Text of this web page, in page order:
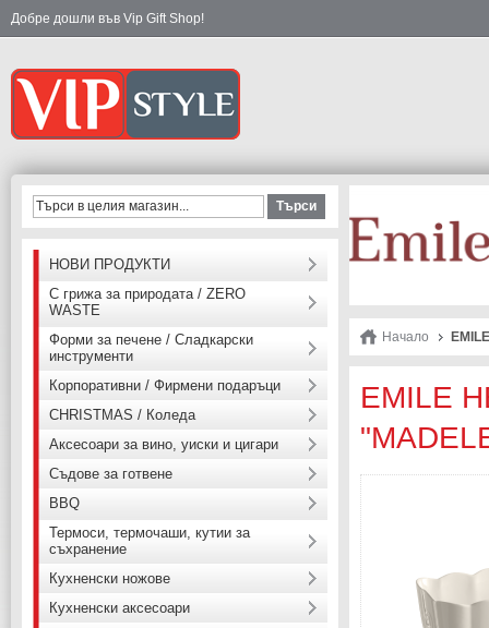
Добре дошли във Vip Gift Shop!
Начало
EMILE
Търси
НОВИ ПРОДУКТИ
С грижа за природата / ZERO
WASTE
Форми за печене / Сладкарски
инструменти
Корпоративни / Фирмени подаръци
CHRISTMAS / Коледа
Аксесоари за вино, уиски и цигари
Съдове за готвене
BBQ
Термоси, термочаши, кутии за
съхранение
Кухненски ножове
Кухненски аксесоари